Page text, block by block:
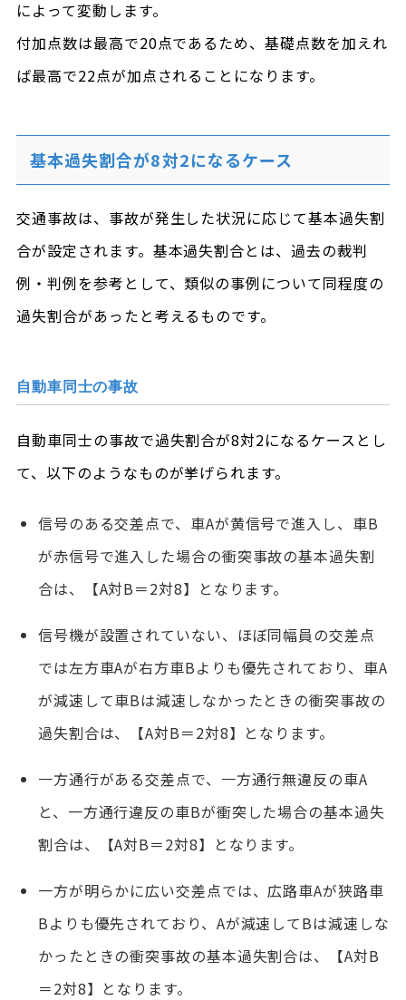
によって変動します。
付加点数は最高で20点であるため、基礎点数を加えれ
ば最高で22点が加点されることになります。
基本過失割合が8対2になるケース
交通事故は、事故が発生した状況に応じて基本過失割
合が設定されます。基本過失割合とは、過去の裁判
例・判例を参考として、類似の事例について同程度の
過失割合があったと考えるものです。
自動車同士の事故
自動車同士の事故で過失割合が8対2になるケースとし
て、以下のようなものが挙げられます。
信号のある交差点で、車Aが黄信号で進入し、車B
が赤信号で進入した場合の衝突事故の基本過失割
合は、【A対B＝2対8】となります。
信号機が設置されていない、ほぼ同幅員の交差点
では左方車Aが右方車Bよりも優先されており、車A
が減速して車Bは減速しなかったときの衝突事故の
過失割合は、【A対B＝2対8】となります。
一方通行がある交差点で、一方通行無違反の車A
と、一方通行違反の車Bが衝突した場合の基本過失
割合は、【A対B＝2対8】となります。
一方が明らかに広い交差点では、広路車Aが狭路車
Bよりも優先されており、Aが減速してBは減速しな
かったときの衝突事故の基本過失割合は、【A対B
＝2対8】となります。